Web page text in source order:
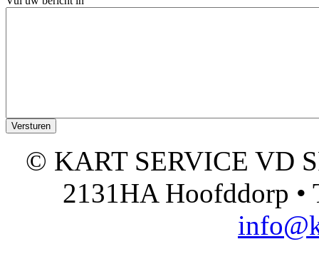
© KART SERVICE VD
2131HA Hoofddorp •